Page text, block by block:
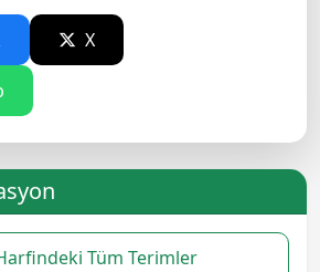
X
Tüm Terimler